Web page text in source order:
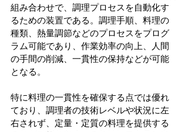
組み合わせで、調理プロセスを自動化す
るための装置である。調理手順、料理の
種類、熱量調節などのプロセスをプログ
ラム可能であり、作業効率の向上、人間
の手間の削減、一貫性の保持などが可能
となる。
特に料理の一貫性を確保する点では優れ
ており、調理者の技術レベルや状況に左
右されず、定量・定質の料理を提供する